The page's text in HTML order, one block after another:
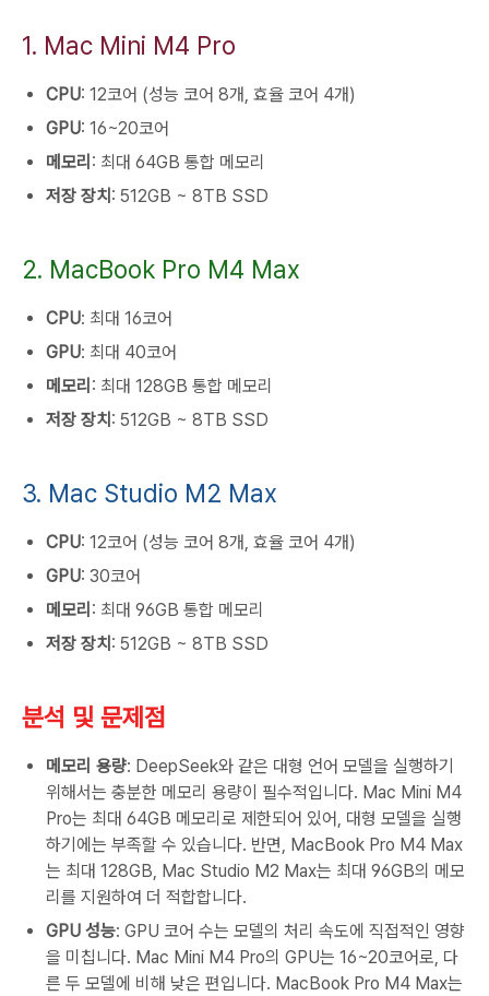
1. Mac Mini M4 Pro
CPU: 12코어 (성능 코어 8개, 효율 코어 4개)
GPU: 16~20코어
메모리 : 최대 64GB 통합 메모리
저장 장치 : 512GB ~ 8TB SSD
2. MacBook Pro M4 Max
CPU: 최대 16코어
GPU: 최대 40코어
메모리 : 최대 128GB 통합 메모리
저장 장치 : 512GB ~ 8TB SSD
3. Mac Studio M2 Max
CPU: 12코어 (성능 코어 8개, 효율 코어 4개)
GPU: 30코어
메모리 : 최대 96GB 통합 메모리
저장 장치 : 512GB ~ 8TB SSD
분석 및 문제점
메모리 용량: DeepSeek와 같은 대형 언어 모델을 실행하기
위해서는 충분한 메모리 용량이 필수적입니다. Mac Mini M4
Pro는 최대 64GB 메모리로 제한되어 있어, 대형 모델을 실행
하기에는 부족할 수 있습니다. 반면, MacBook Pro M4 Max
는 최대 128GB, Mac Studio M2 Max는 최대 96GB의 메모
리를 지원하여 더 적합합니다.
GPU 성능: GPU 코어 수는 모델의 처리 속도에 직접적인 영향
을 미칩니다. Mac Mini M4 Pro의 GPU는 16~20코어로, 다
른 두 모델에 비해 낮은 편입니다. MacBook Pro M4 Max는